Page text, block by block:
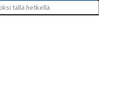
tällä hetkellä